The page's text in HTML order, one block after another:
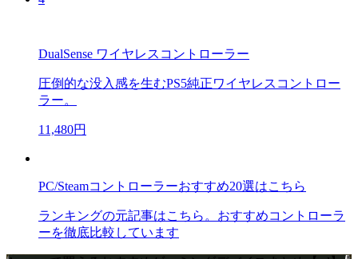
DualSense ワイヤレスコントローラー
圧倒的な没入感を生むPS5純正ワイヤレスコントロー
ラー。
11,480円
PC/Steamコントローラーおすすめ20選はこちら
ランキングの元記事はこちら。おすすめコントローラ
ーを徹底比較しています